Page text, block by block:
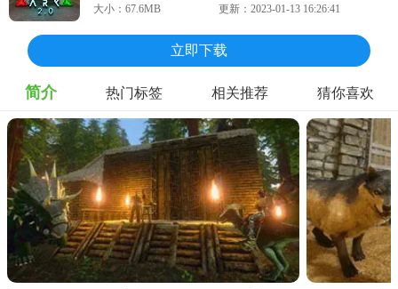
大小： 67.6MB 更新：2023-01-13 16:26:41
立即下载
简介 热门标签 相关推荐 猜你喜欢